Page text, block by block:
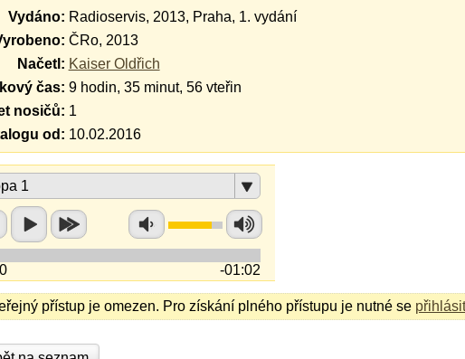
Vydáno: Radioservis, 2013, Praha, 1. vydání
ČRo, 2013
Načetl: Kaiser Oldřich
čas: 9 hodin, 35 minut, 56 vteřin
nosičů: 1
od: 10.02.2016
1
-01:02
přístup je omezen. Pro získání plného přístupu je nutné se přihlásit